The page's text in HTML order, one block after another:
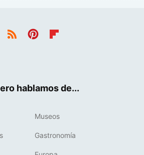
hablamos de...
Museos
Gastronomía